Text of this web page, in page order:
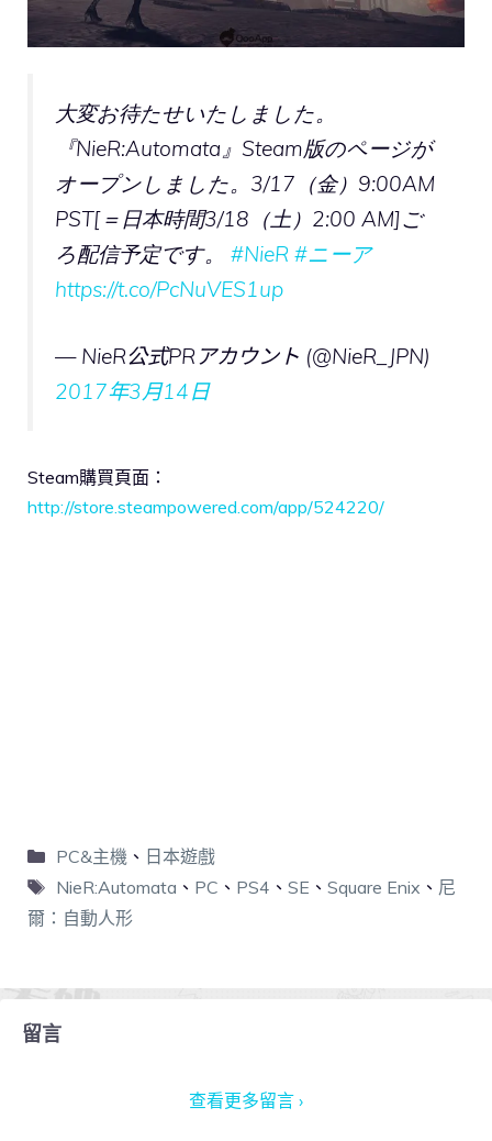
大変お待たせいたしました。
『NieR:Automata』Steam版のページが
オープンしました。3/17（金）9:00AM
PST[＝日本時間3/18（土）2:00 AM]ご
ろ配信予定です。 #NieR #ニーア
https://t.co/PcNuVES1up
— NieR公式PRアカウント (@NieR_JPN)
2017年3月14日
Steam購買頁面：
http://store.steampowered.com/app/524220/
PC&主機 、 日本遊戲
NieR:Automata 、 PC 、 PS4 、 SE 、 Square Enix 、 尼
爾：自動人形
留言
查看更多留言 ›